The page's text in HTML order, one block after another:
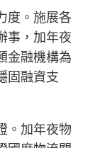
度。施展各
事，加年夜
金融機構為
固融資支
。加年夜物